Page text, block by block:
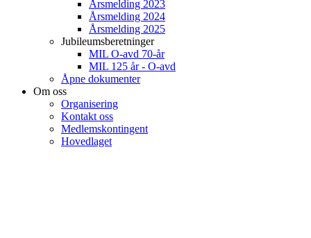
Årsmelding 2023
Årsmelding 2024
Årsmelding 2025
Jubileumsberetninger
MIL O-avd 70-år
MIL 125 år - O-avd
Åpne dokumenter
Om oss
Organisering
Kontakt oss
Medlemskontingent
Hovedlaget